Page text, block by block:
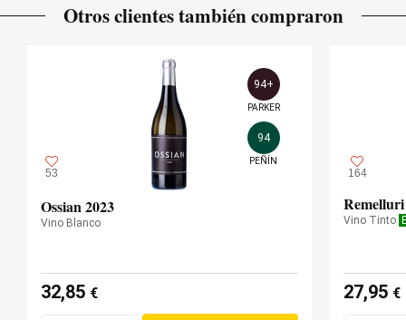
Otros clientes también compraron
53
94+
PARKER
94
PEÑÍN
Ossian 2023
Vino Blanco
32,85 €
164
Remelluri
Vino Tinto
27,95 €